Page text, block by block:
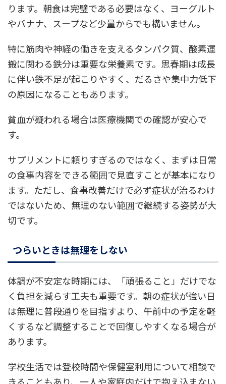
ります。朝食は完璧である必要はなく、ヨーグルト
やバナナ、スープなど少量からでも構いません。
特に筋肉や神経の働きを支えるタンパク質、酸素運
搬に関わる鉄分は重要な栄養素です。思春期は成長
に伴い鉄不足が起こりやすく、だるさや集中力低下
の原因になることもあります。
貧血が疑われる場合は医療機関での確認が安心で
す。
サプリメントに頼りすぎるのではなく、まずは日常
の食事内容をできる範囲で見直すことが基本になり
ます。ただし、食事改善だけで必ず症状が治るわけ
ではないため、無理のない範囲で継続する姿勢が大
切です。
つらいときは無理をしない
体調が不安定な時期には、「頑張ること」だけでな
く負担を減らす工夫も重要です。朝の症状が強い日
は無理に普段通りを目指すより、午前中の予定を軽
くするなど調整することで回復しやすくなる場合が
あります。
学校生活では登校時間や保健室利用について相談で